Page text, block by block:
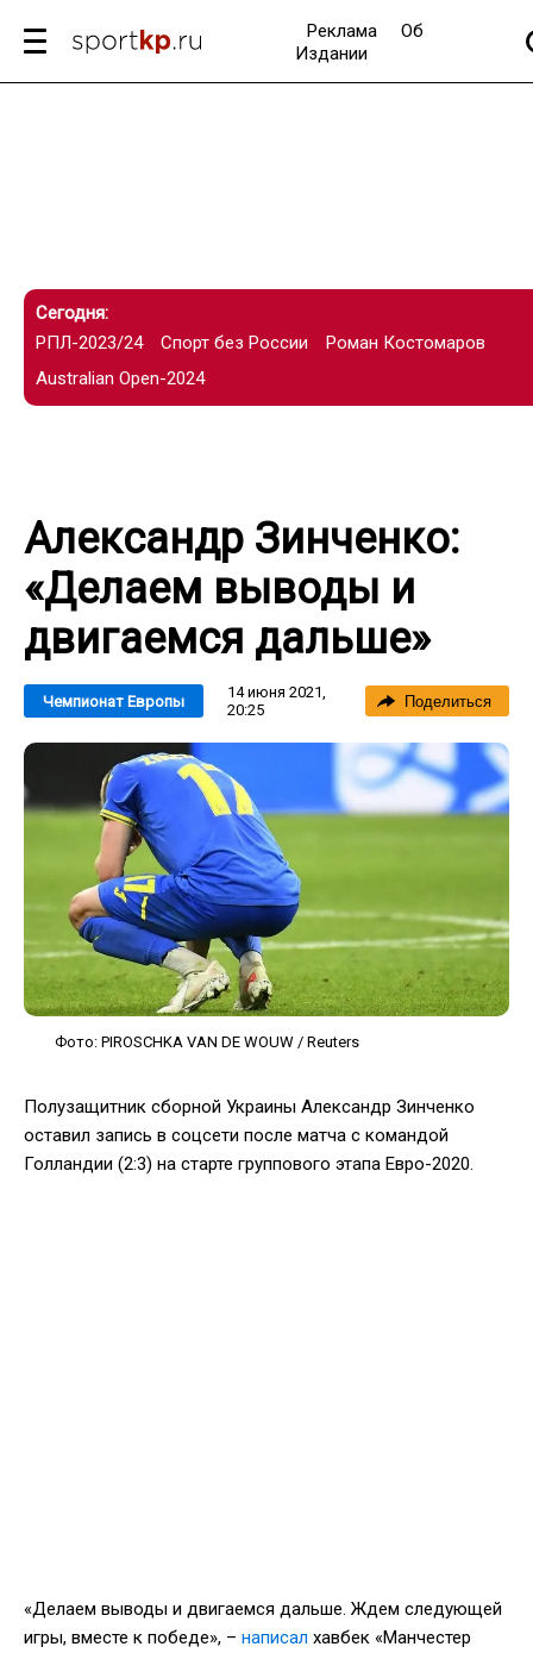
Реклама
Об
Издании
Сегодня:
РПЛ-2023/24
Спорт без России
Роман Костомаров
Australian Open-2024
Александр Зинченко:
«Делаем выводы и
двигаемся дальше»
Чемпионат Европы
14 июня 2021,
20:25
Поделиться
Фото: PIROSCHKA VAN DE WOUW / Reuters
Полузащитник сборной Украины Александр Зинченко
оставил запись в соцсети после матча с командой
Голландии (2:3) на старте группового этапа Евро-2020.
«Делаем выводы и двигаемся дальше. Ждем следующей
игры, вместе к победе», – написал хавбек «Манчестер